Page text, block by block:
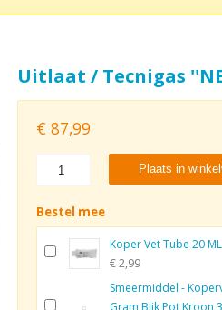
Uitlaat / Tecnigas
€ 87,99
Plaats in
Bestel mee
Koper Vet Tube 20 ML
€ 2,99
Smeermiddel -
Gram Blik Pot Kroon